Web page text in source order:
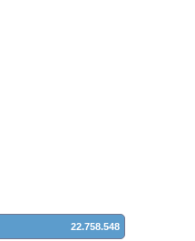
22.758.548